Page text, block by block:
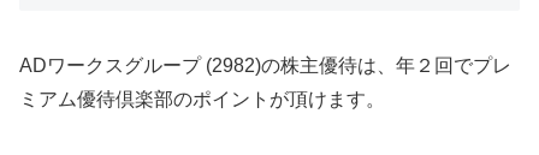
ADワークスグループ (2982)の株主優待は、年２回でプレ
ミアム優待倶楽部のポイントが頂けます。